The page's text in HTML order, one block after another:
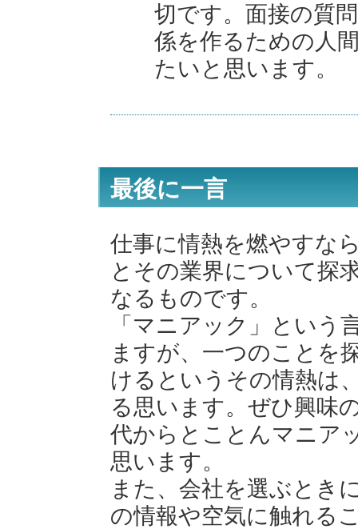
切です。面接の質
係を作るための人
たいと思います。
最後に一言
仕事に情熱を燃やすな
とその業界について探
なるものです。
「マニアック」という
ますが、一つのことを
けるというその情熱は
る思います。ぜひ興味
代からとことんマニア
思います。
また、会社を選ぶとき
の情報や空気に触れる